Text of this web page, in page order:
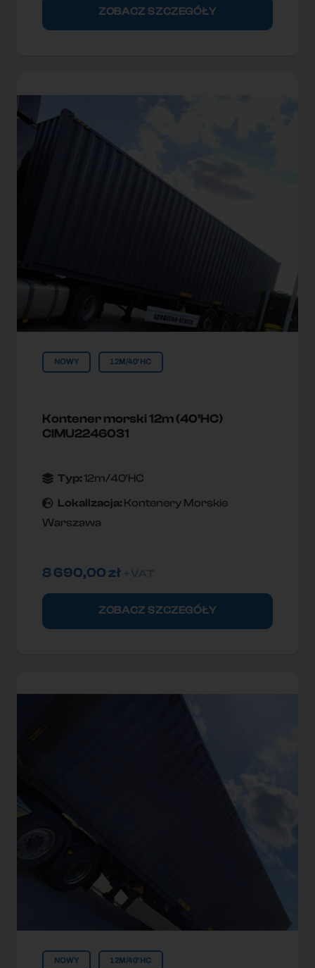
ZOBACZ SZCZEGÓŁY
NOWY 12M/40'HC
Kontener morski 12m (40’HC)
CIMU2246031
Typ:12m/40'HC
Lokallzacja: Kontenery Morskie
Warszawa
8 690,00zł
ZOBACZ SZCZEGÓŁY
NOWY 12M/40'HC